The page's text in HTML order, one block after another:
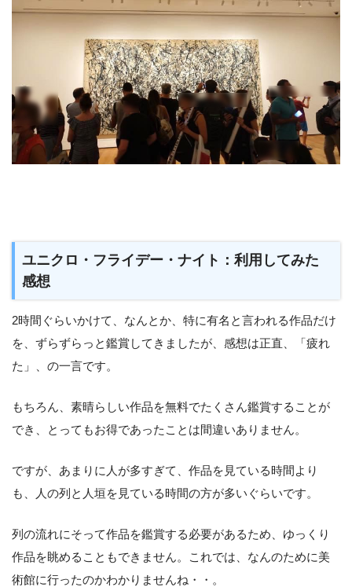
ユニクロ・フライデー・ナイト：利用してみた
感想
2時間ぐらいかけて、なんとか、特に有名と言われる作品だけ
を、ずらずらっと鑑賞してきましたが、感想は正直、「疲れ
た」、の一言です。
もちろん、素晴らしい作品を無料でたくさん鑑賞することが
でき、とってもお得であったことは間違いありません。
ですが、あまりに人が多すぎて、作品を見ている時間より
も、人の列と人垣を見ている時間の方が多いぐらいです。
列の流れにそって作品を鑑賞する必要があるため、ゆっくり
作品を眺めることもできません。これでは、なんのために美
術館に行ったのかわかりませんね・・。